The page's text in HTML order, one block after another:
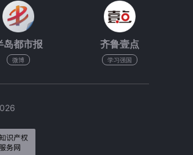
岛都市报
微博
齐鲁壹点
学习强国